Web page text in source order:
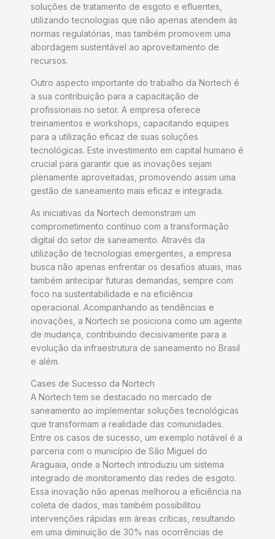
soluções de tratamento de esgoto e efluentes,
utilizando tecnologias que não apenas atendem às
normas regulatórias, mas também promovem uma
abordagem sustentável ao aproveitamento de
recursos.
Outro aspecto importante do trabalho da Nortech é
a sua contribuição para a capacitação de
profissionais no setor. A empresa oferece
treinamentos e workshops, capacitando equipes
para a utilização eficaz de suas soluções
tecnológicas. Este investimento em capital humano é
crucial para garantir que as inovações sejam
plenamente aproveitadas, promovendo assim uma
gestão de saneamento mais eficaz e integrada.
As iniciativas da Nortech demonstram um
comprometimento contínuo com a transformação
digital do setor de saneamento. Através da
utilização de tecnologias emergentes, a empresa
busca não apenas enfrentar os desafios atuais, mas
também antecipar futuras demandas, sempre com
foco na sustentabilidade e na eficiência
operacional. Acompanhando as tendências e
inovações, a Nortech se posiciona como um agente
de mudança, contribuindo decisivamente para a
evolução da infraestrutura de saneamento no Brasil
e além.
Cases de Sucesso da Nortech
A Nortech tem se destacado no mercado de
saneamento ao implementar soluções tecnológicas
que transformam a realidade das comunidades.
Entre os casos de sucesso, um exemplo notável é a
parceria com o município de São Miguel do
Araguaia, onde a Nortech introduziu um sistema
integrado de monitoramento das redes de esgoto.
Essa inovação não apenas melhorou a eficiência na
coleta de dados, mas também possibilitou
intervenções rápidas em áreas críticas, resultando
em uma diminuição de 30% nas ocorrências de